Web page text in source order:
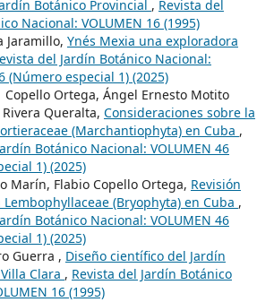
Botánico Provincial , Revista del
Nacional: VOLUMEN 16 (1995)
Jaramillo, Ynés Mexia una exploradora
del Jardín Botánico Nacional:
(Número especial 1) (2025)
Copello Ortega, Ángel Ernesto Motito
Queralta, Consideraciones sobre la
(Marchantiophyta) en Cuba ,
Botánico Nacional: VOLUMEN 46
1) (2025)
Marín, Flabio Copello Ortega, Revisión
(Bryophyta) en Cuba ,
Botánico Nacional: VOLUMEN 46
1) (2025)
Guerra , Diseño científico del Jardín
Clara , Revista del Jardín Botánico
16 (1995)